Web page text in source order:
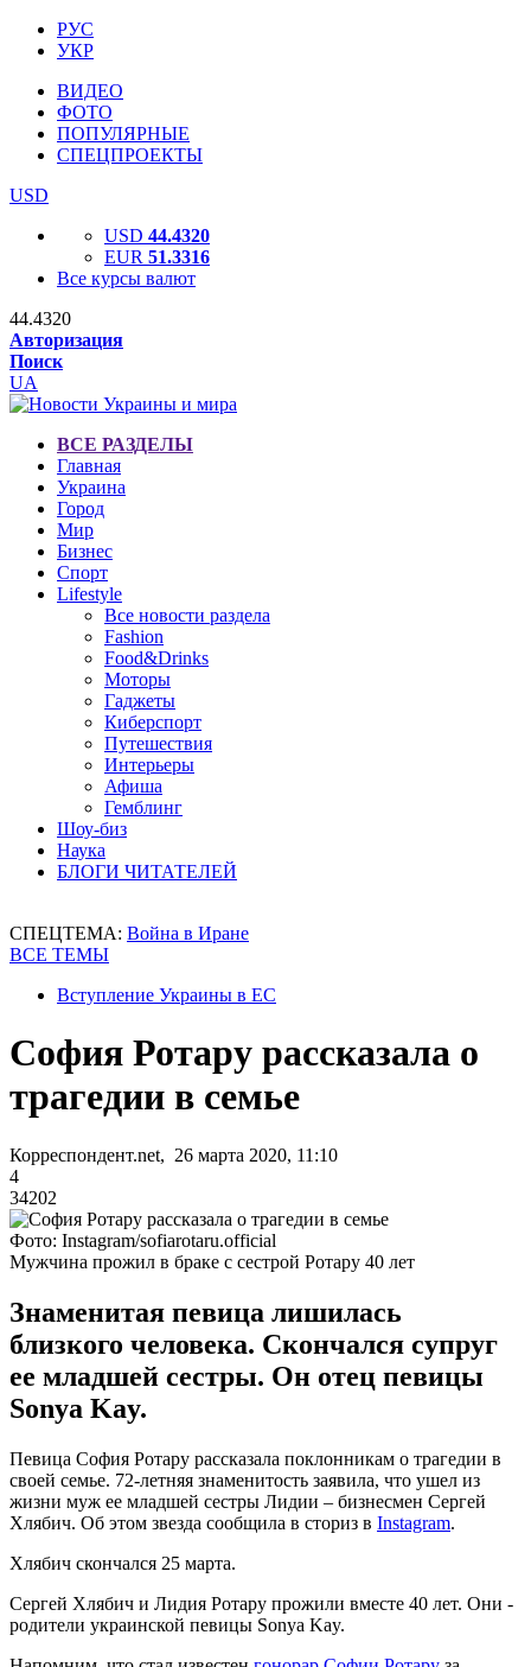
РУС
УКР
ВИДЕО
ФОТО
ПОПУЛЯРНЫЕ
СПЕЦПРОЕКТЫ
USD
USD 44.4320
EUR 51.3316
Все курсы валют
44.4320
Авторизация
Поиск
UA
ВСЕ РАЗДЕЛЫ
Главная
Украина
Город
Мир
Бизнес
Спорт
Lifestyle
Все новости раздела
Fashion
Food&Drinks
Моторы
Гаджеты
Киберспорт
Путешествия
Интерьеры
Афиша
Гемблинг
Шоу-биз
Наука
БЛОГИ ЧИТАТЕЛЕЙ
СПЕЦТЕМА: Война в Иране
ВСЕ ТЕМЫ
Вступление Украины в ЕС
София Ротару рассказала о
трагедии в семье
Корреспондент.net, 26 марта 2020, 11:10
4
34202
Фото: Instagram/sofiarotaru.official
Мужчина прожил в браке с сестрой Ротару 40 лет
Знаменитая певица лишилась
близкого человека. Скончался супруг
ее младшей сестры. Он отец певицы
Sonya Kay.
Певица София Ротару рассказала поклонникам о трагедии в
своей семье. 72-летняя знаменитость заявила, что ушел из
жизни муж ее младшей сестры Лидии – бизнесмен Сергей
Хлябич. Об этом звезда сообщила в сториз в Instagram.
Хлябич скончался 25 марта.
Сергей Хлябич и Лидия Ротару прожили вместе 40 лет. Они -
родители украинской певицы Sonya Kay.